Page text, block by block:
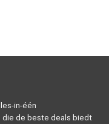
in-één
die de beste deals biedt